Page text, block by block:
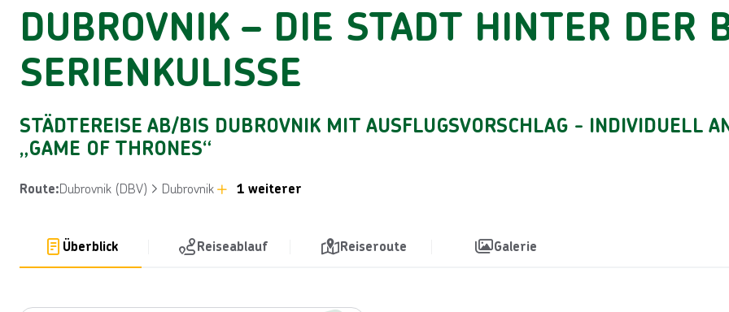
DUBROVNIK – DIE STADT HINTER DER
SERIENKULISSE
STÄDTEREISE AB/BIS DUBROVNIK MIT AUSFLUGSVORSCHLAG - INDIVIDUELL
„GAME OF THRONES“
Route:Dubrovnik (DBV) Dubrovnik 1 weiterer
Überblick Reiseablauf Reiseroute Galerie